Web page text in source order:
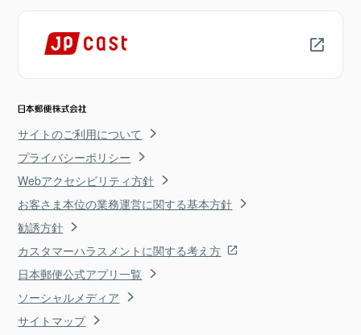
サイトのご利用について
プライバシーポリシー
Webアクセシビリティ方針
お客さま本位の業務運営に関する基本方針
勧誘方針
カスタマーハラスメントに関する考え方
日本郵便公式アプリ一覧
ソーシャルメディア
サイトマップ